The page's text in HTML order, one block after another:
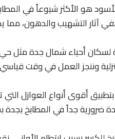
هو الأكثر شيوعاً في
آثار التشهيب والدهون،
لسكان أحياء شمال جدة مثل حي
وننجز العمل في وقت
بتطبيق أقوى أنواع العوازل
ضرورية جداً في المطابخ